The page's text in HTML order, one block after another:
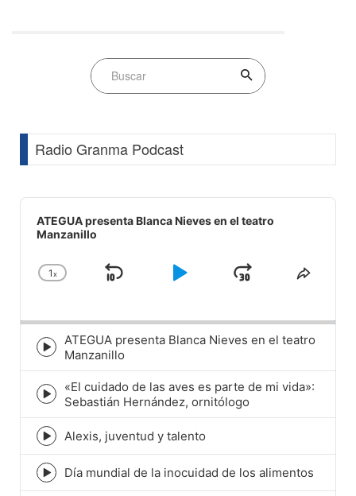
Radio Granma Podcast
Audio
Player
ATEGUA presenta Blanca Nieves en el teatro
Manzanillo
Change
1x
Skip
Play
JumpShare
Episode
play
icon
ATEGUA presenta Blanca Nieves en el teatro
Manzanillo
Episode
play
icon
«El cuidado de las aves es parte de mi vida»:
Sebastián Hernández, ornitólogo
Episode
play
icon
Alexis, juventud y talento
Episode
Día mundial de la inocuidad de los alimentos